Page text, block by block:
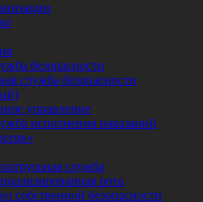
безопасности
служба безопасности
управление
исполнения наказаний
служба
рота
собственной безопасности